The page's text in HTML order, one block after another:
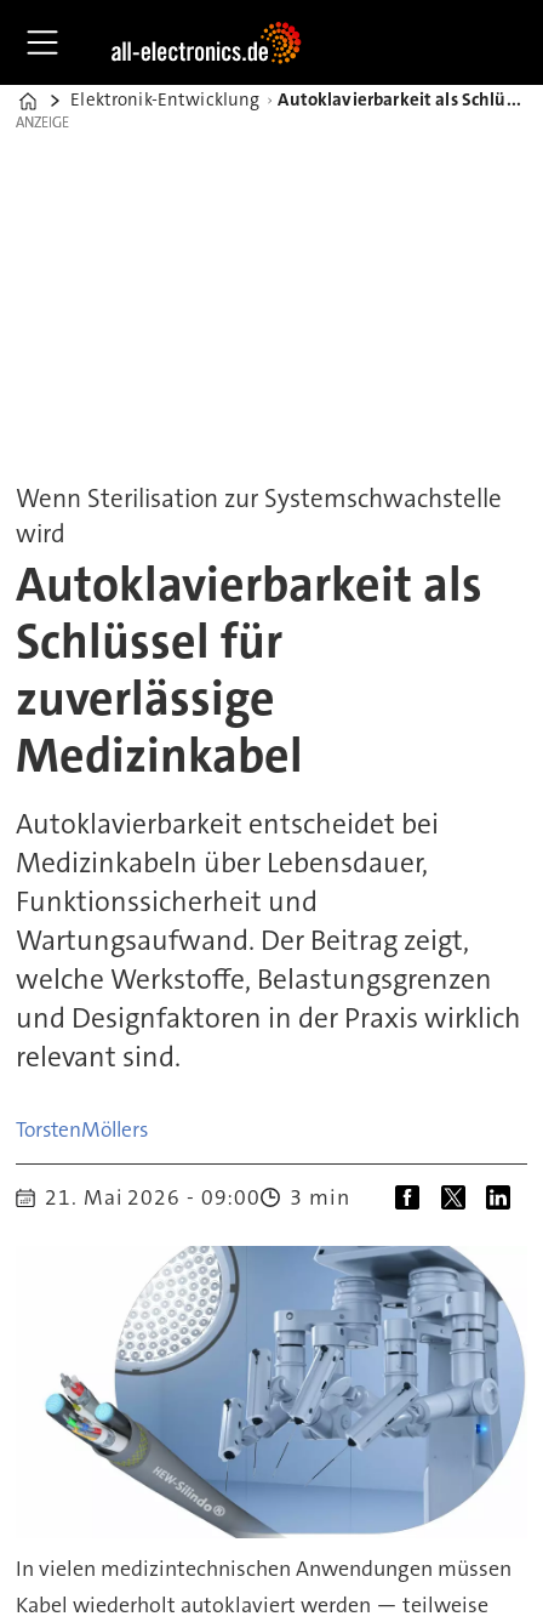
Home
Elektronik-Entwicklung Autoklavierbarkeit als Schlüssel für zuverlässige Medizinkabel
ANZEIGE
ANZEIGE
Wenn Sterilisation zur Systemschwachstelle
wird
Autoklavierbarkeit als
Schlüssel für
zuverlässige
Medizinkabel
Autoklavierbarkeit entscheidet bei
Medizinkabeln über Lebensdauer,
Funktionssicherheit und
Wartungsaufwand. Der Beitrag zeigt,
welche Werkstoffe, Belastungsgrenzen
und Designfaktoren in der Praxis wirklich
relevant sind.
TorstenMöllers
21. Mai 2026 - 09:00 3 min
In vielen medizintechnischen Anwendungen müssen
Kabel wiederholt autoklaviert werden — teilweise